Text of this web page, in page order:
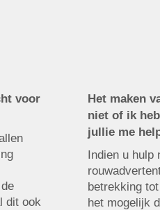
voor
dit ook
Het maken
niet of ik
jullie me
Indien u hulp
betrekking
het mogelijk